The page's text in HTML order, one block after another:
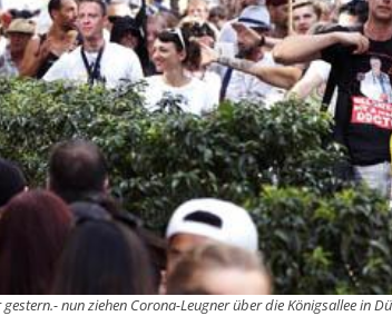
nun ziehen Corona-Leugner über die Königsallee in